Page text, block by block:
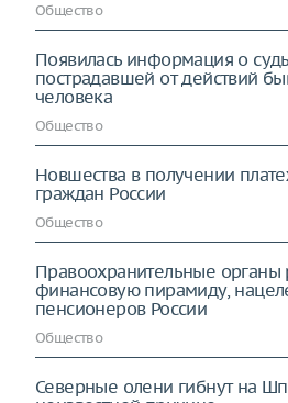
Общество
Появилась информация о
пострадавшей от действий
человека
Общество
Новшества в получении
граждан России
Общество
Правоохранительные органы
финансовую пирамиду,
пенсионеров России
Общество
Северные олени гибнут на